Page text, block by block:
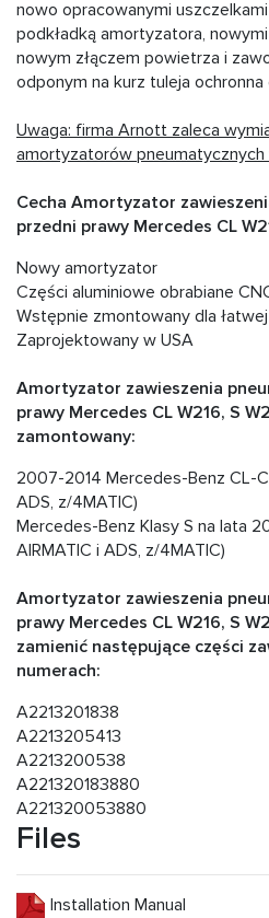
nowo opracowanymi
podkładką amortyzatora,
nowym złączem powietrza i
odponym na kurz tuleja
Uwaga: firma Arnott zaleca
amortyzatorów
Cecha Amortyzator
przedni prawy Mercedes CL
Nowy amortyzator
Części aluminiowe obrabiane
Wstępnie zmontowany dla
Zaprojektowany w USA
Amortyzator zawieszenia
prawy Mercedes CL W216, S
zamontowany:
2007-2014 Mercedes-Benz CL-
ADS, z/4MATIC)
Mercedes-Benz Klasy S na lata
AIRMATIC i ADS, z/4MATIC)
Amortyzator zawieszenia
prawy Mercedes CL W216, S
zamienić następujące części
numerach:
A2213201838
A2213205413
A2213200538
A221320183880
A221320053880
Files
Installation Manual